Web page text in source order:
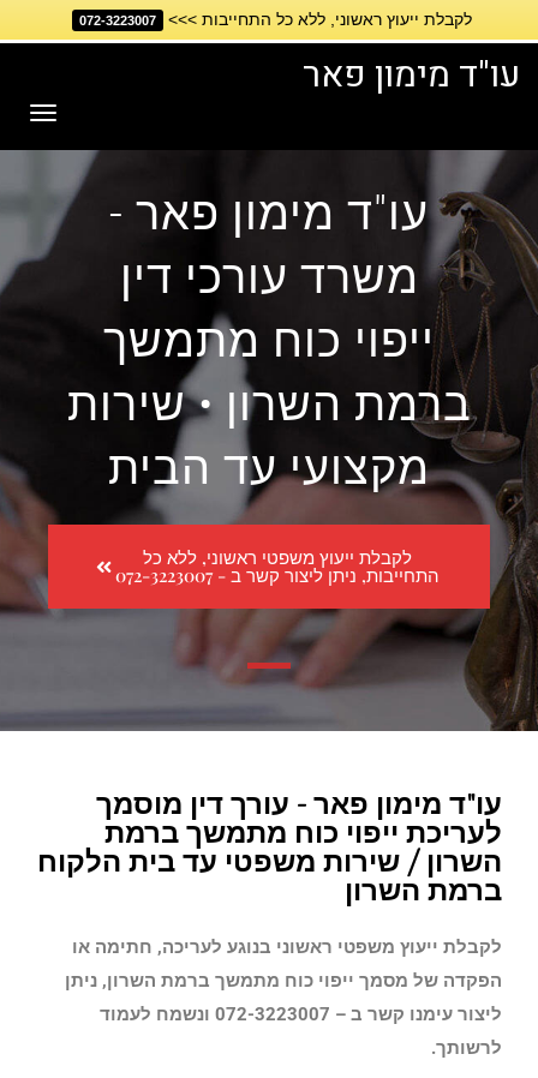
לקבלת ייעוץ ראשוני, ללא כל התחייבות >>> 072-3223007
עו"ד מימון פאר
עו"ד מימון פאר -
משרד עורכי דין
ייפוי כוח מתמשך
ברמת השרון • שירות
מקצועי עד הבית
לקבלת ייעוץ משפטי ראשוני, ללא כל
התחייבות, ניתן ליצור קשר ב - 072-3223007
עו"ד מימון פאר - עורך דין מוסמך
לעריכת ייפוי כוח מתמשך ברמת
השרון / שירות משפטי עד בית הלקוח
ברמת השרון
לקבלת ייעוץ משפטי ראשוני בנוגע לעריכה, חתימה או
הפקדה של מסמך ייפוי כוח מתמשך ברמת השרון, ניתן
ליצור עימנו קשר ב – 072-3223007 ונשמח לעמוד
לרשותך.